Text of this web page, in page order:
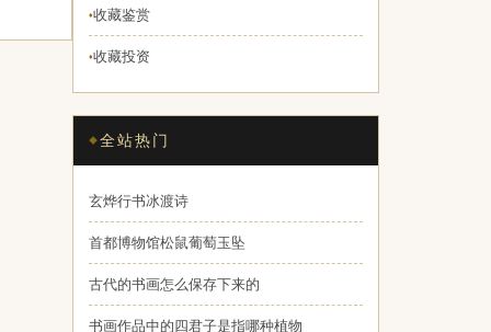
♦收藏鉴赏
♦收藏投资
全站热门
玄烨行书冰渡诗
首都博物馆松鼠葡萄玉坠
古代的书画怎么保存下来的
书画作品中的四君子是指哪种植物